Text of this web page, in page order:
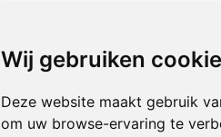
Wij gebruiken
Deze website maakt gebruik
om uw browse-ervaring te